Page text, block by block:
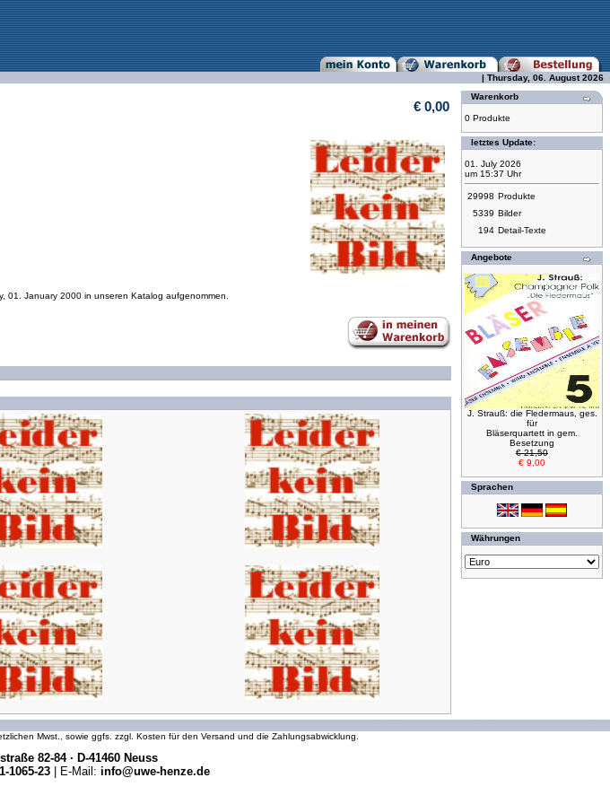
| Thursday, 06. August 2026
€ 0,00
01. January 2000 in unseren Katalog aufgenommen.
Warenkorb
0 Produkte
letztes Update:
01. July 2026
um 15:37 Uhr
29998 Produkte
5339 Bilder
194 Detail-Texte
Angebote
J. Strauß: die Fledermaus, ges.
für
Bläserquartett in gem.
Besetzung
€ 21,50
€ 9,00
Sprachen
Währungen
Mwst., sowie ggfs. zzgl. Kosten für den Versand und die Zahlungsabwicklung.
82-84 · D-41460 Neuss
1065-23 | E-Mail: info@uwe-henze.de